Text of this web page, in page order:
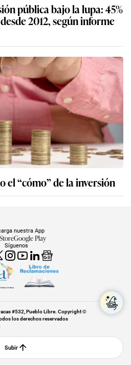
pública bajo la lupa: 45%
2012, según informe
el “cómo” de la inversión
Síguenos
nuestra App
Google Play
América
#532, Pueblo Libre. Copyright ©
los derechos reservados
Subir